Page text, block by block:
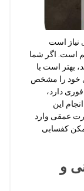
است
است. اگر شما
بهتر است با
خود را مشخص
دارد،
این
عمقی وارد
کفسابی
و